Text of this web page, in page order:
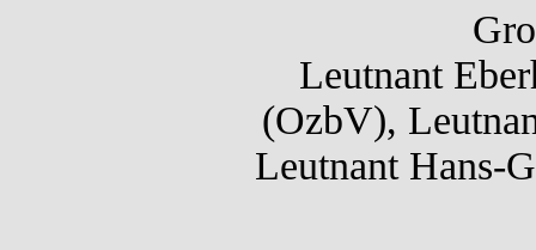
Leutnant
(OzbV),
Leutnant Hans-